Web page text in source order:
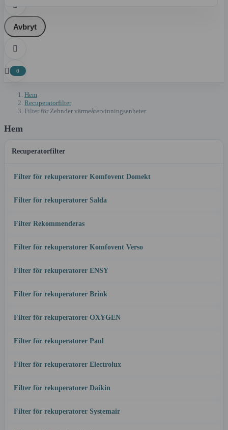

Avbryt

 0
Hem
Recuperatorfilter
Filter för Zehnder värmeåtervinningsenheter
Hem
Recuperatorfilter
Filter för rekuperatorer Komfovent Domekt
Filter för rekuperatorer Salda
Filter Rekommenderas
Filter för rekuperatorer Komfovent Verso
Filter för rekuperatorer ENSY
Filter för rekuperatorer Brink
Filter för rekuperatorer OXYGEN
Filter för rekuperatorer Paul
Filter för rekuperatorer Electrolux
Filter för rekuperatorer Daikin
Filter för rekuperatorer Systemair